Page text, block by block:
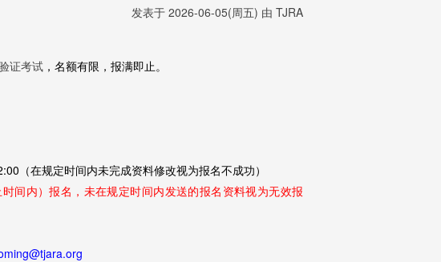
发表于 2026-06-05(周五) 由 TJRA
证考试 ，名额有限，报满即止。
（在规定时间内未完成资料修改视为报名不成功）
间内）报名，未在规定时间内发送的报名资料视为无效报